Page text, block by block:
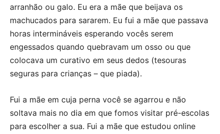
arranhão ou galo. Eu era a mãe que beijava os
machucados para sararem. Eu fui a mãe que passava
horas intermináveis esperando vocês serem
engessados quando quebravam um osso ou que
colocava um curativo em seus dedos (tesouras
seguras para crianças – que piada).
Fui a mãe em cuja perna você se agarrou e não
soltava mais no dia em que fomos visitar pré-escolas
para escolher a sua. Fui a mãe que estudou online